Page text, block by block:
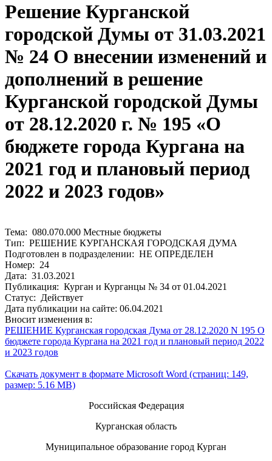
Решение Курганской
городской Думы от 31.03.2021
№ 24 О внесении изменений и
дополнений в решение
Курганской городской Думы
от 28.12.2020 г. № 195 «О
бюджете города Кургана на
2021 год и плановый период
2022 и 2023 годов»
Тема: 080.070.000 Местные бюджеты
Тип: РЕШЕНИЕ КУРГАНСКАЯ ГОРОДСКАЯ ДУМА
Подготовлен в подразделении: НЕ ОПРЕДЕЛЕН
Номер: 24
Дата: 31.03.2021
Публикация: Курган и Курганцы № 34 от 01.04.2021
Статус: Действует
Дата публикации на сайте: 06.04.2021
Вносит изменения в:
РЕШЕНИЕ Курганская городская Дума от 28.12.2020 N 195 О
бюджете города Кургана на 2021 год и плановый период 2022
и 2023 годов
Скачать документ в формате Microsoft Word (страниц: 149,
размер: 5.16 MB)
Российская Федерация
Курганская область
Муниципальное образование город Курган